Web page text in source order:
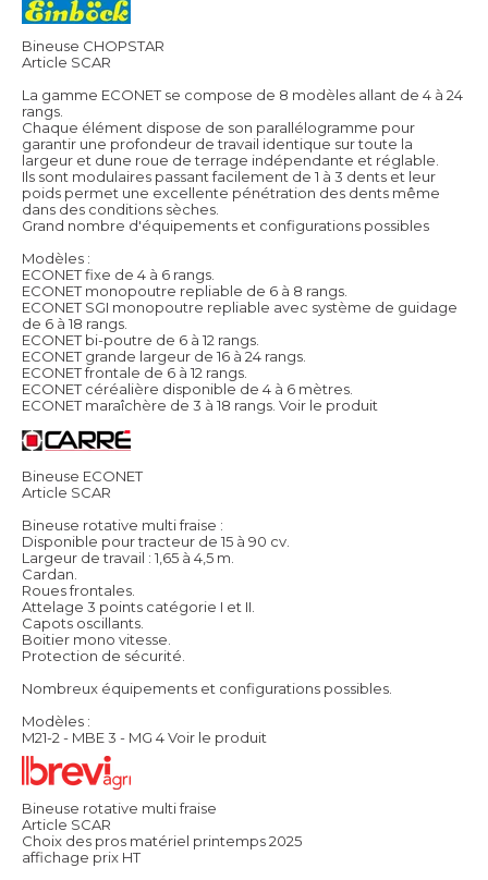
Bineuse CHOPSTAR
Article SCAR
La gamme ECONET se compose de 8 modèles allant de 4 à 24
rangs.
Chaque élément dispose de son parallélogramme pour
garantir une profondeur de travail identique sur toute la
largeur et dune roue de terrage indépendante et réglable.
Ils sont modulaires passant facilement de 1 à 3 dents et leur
poids permet une excellente pénétration des dents même
dans des conditions sèches.
Grand nombre d'équipements et configurations possibles
Modèles :
ECONET fixe de 4 à 6 rangs.
ECONET monopoutre repliable de 6 à 8 rangs.
ECONET SGI monopoutre repliable avec système de guidage
de 6 à 18 rangs.
ECONET bi-poutre de 6 à 12 rangs.
ECONET grande largeur de 16 à 24 rangs.
ECONET frontale de 6 à 12 rangs.
ECONET céréalière disponible de 4 à 6 mètres.
ECONET maraîchère de 3 à 18 rangs. Voir le produit
Bineuse ECONET
Article SCAR
Bineuse rotative multi fraise :
Disponible pour tracteur de 15 à 90 cv.
Largeur de travail : 1,65 à 4,5 m.
Cardan.
Roues frontales.
Attelage 3 points catégorie I et II.
Capots oscillants.
Boitier mono vitesse.
Protection de sécurité.
Nombreux équipements et configurations possibles.
Modèles :
M21-2 - MBE 3 - MG 4Voir le produit
Bineuse rotative multi fraise
Article SCAR
Choix des pros matériel printemps 2025
affichage prix HT